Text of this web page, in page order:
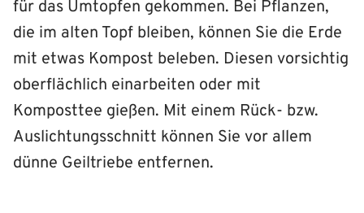
für das Umtopfen gekommen. Bei Pflanzen,
die im alten Topf bleiben, können Sie die Erde
mit etwas Kompost beleben. Diesen vorsichtig
oberflächlich einarbeiten oder mit
Komposttee gießen. Mit einem Rück- bzw.
Auslichtungsschnitt können Sie vor allem
dünne Geiltriebe entfernen.